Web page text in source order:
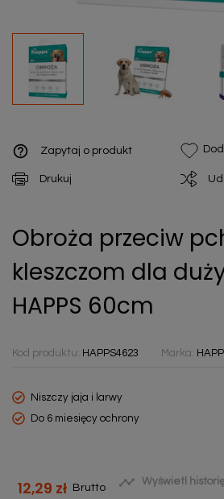
help_outline Zapytaj o produkt
Drukuj
Obroża przeciw
kleszczom dla
HAPPS 60cm
Kod produktu: HAPPS4623 Marka:
Niszczy jaja i larwy
Do 6 miesięcy ochrony
12,29 zł Brutto  Wyświetl